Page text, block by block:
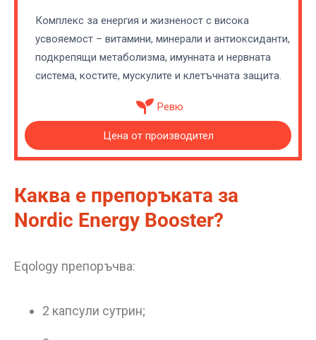
Комплекс за енергия и жизненост с висока
усвояемост – витамини, минерали и антиоксиданти,
подкрепящи метаболизма, имунната и нервната
система, костите, мускулите и клетъчната защита.
Ревю
Цена от производител
Каква е препоръката за
Nordic Energy Booster?
Eqology препоръчва:
2 капсули сутрин;